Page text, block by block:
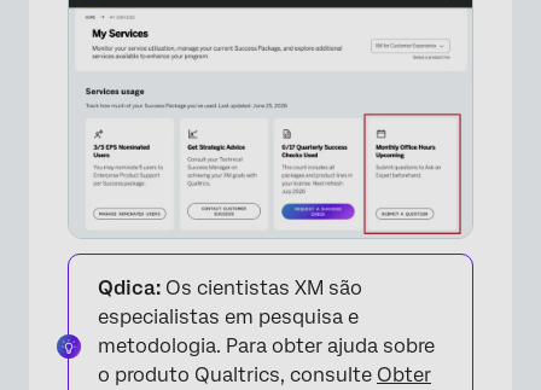
Qdica: Os cientistas XM são
especialistas em pesquisa e
metodologia. Para obter ajuda sobre
o produto Qualtrics, consulte Obter